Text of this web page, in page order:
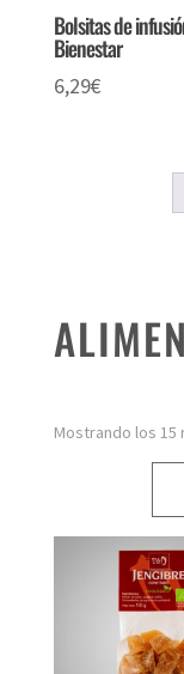
Bolsitas de
Bienestar
6,29€
Mostrando los 15